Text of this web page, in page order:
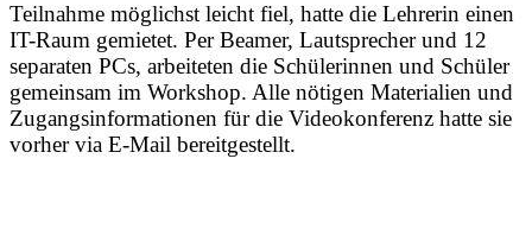
Teilnahme möglichst leicht fiel, hatte die Lehrerin einen
IT-Raum gemietet. Per Beamer, Lautsprecher und 12
separaten PCs, arbeiteten die Schülerinnen und Schüler
gemeinsam im Workshop. Alle nötigen Materialien und
Zugangsinformationen für die Videokonferenz hatte sie
vorher via E-Mail bereitgestellt.